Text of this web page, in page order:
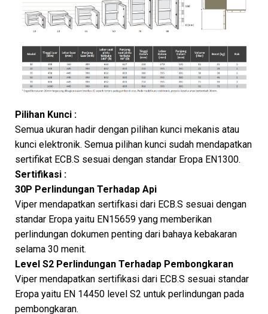
Pilihan Kunci :
Semua ukuran hadir dengan pilihan kunci mekanis atau
kunci elektronik. Semua pilihan kunci sudah mendapatkan
sertifikat ECB.S sesuai dengan standar Eropa EN1300.
Sertifikasi :
30P Perlindungan Terhadap Api
Viper mendapatkan sertifkasi dari ECB.S sesuai dengan
standar Eropa yaitu EN15659 yang memberikan
perlindungan dokumen penting dari bahaya kebakaran
selama 30 menit.
Level S2 Perlindungan Terhadap Pembongkaran
Viper mendapatkan sertifikasi dari ECB.S sesuai standar
Eropa yaitu EN 14450 level S2 untuk perlindungan pada
pembongkaran.